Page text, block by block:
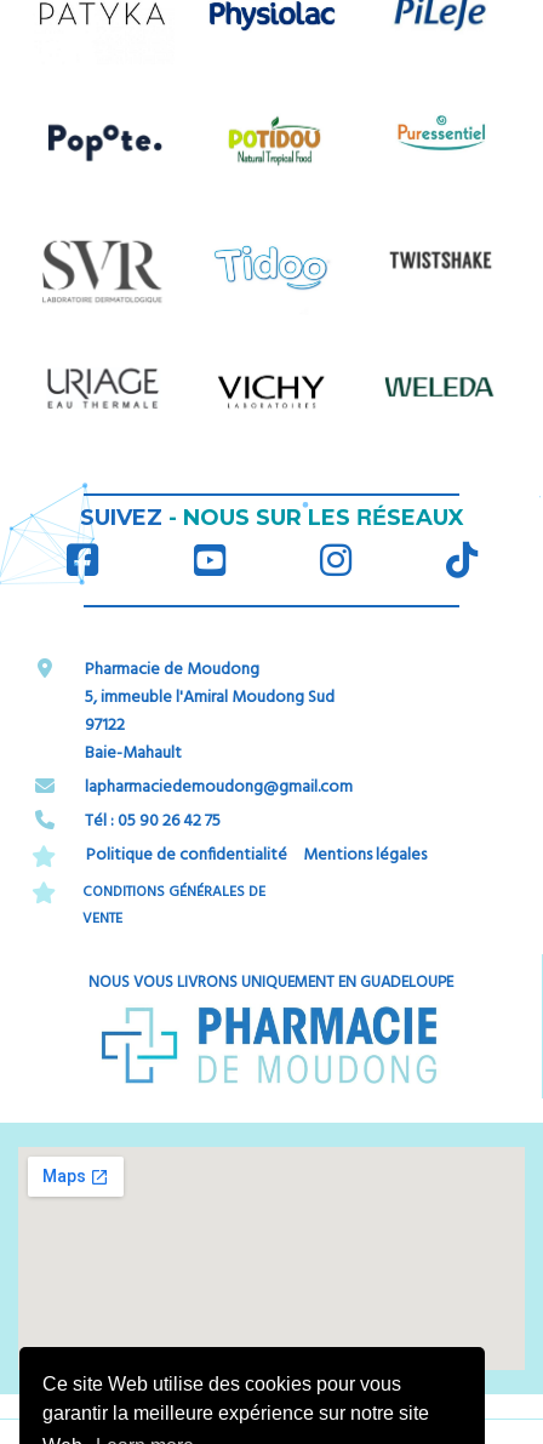
Ce site Web utilise des cookies pour vous
garantir la meilleure expérience sur notre site
SUIVEZ - NOUS SUR LES RÉSEAUX
Pharmacie de Moudong
5, immeuble l'Amiral Moudong Sud
97122
Baie-Mahault
​​​​​​​lapharmaciedemoudong@gmail.com
Tél : 05 90 26 42 75​​​​​​​
Politique de confidentialité
Mentions légales
CONDITIONS GÉNÉRALES DE
VENTE
NOUS VOUS LIVRONS UNIQUEMENT EN GUADELOUPE